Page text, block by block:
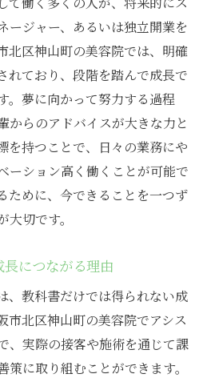
ージャー、あるいは独立開業を
北区神山町の美容院では、明確
れており、段階を踏んで成長で
。夢に向かって努力する過程
からのアドバイスが大きな力と
を持つことで、日々の業務にや
ーション高く働くことが可能で
ために、今できることを一つず
切です。
につながる理由
、教科書だけでは得られない成
市北区神山町の美容院でアシス
、実際の接客や施術を通じて課
に取り組むことができます。